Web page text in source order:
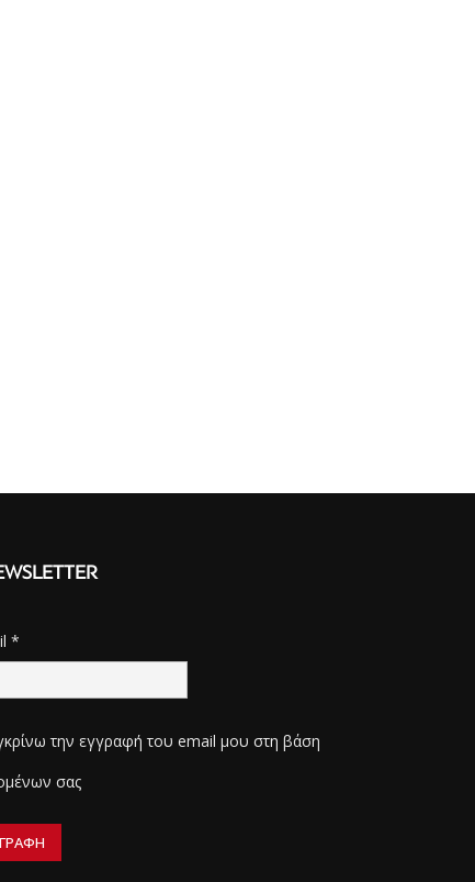
*
την εγγραφή του email μου στη βάση
σας